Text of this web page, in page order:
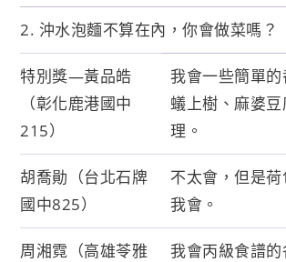
2. 沖水泡麵不算在內，你會做菜嗎？
特別獎—黃品皓
（彰化鹿港國中
215）
我會一些簡單
蟻上樹、麻婆
理。
胡喬勛（台北石牌
國中825）
不太會，但是
我會。
周湘霓（高雄苓雅
我會丙級食譜